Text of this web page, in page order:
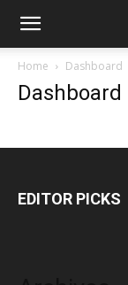
Home Dashboard
Dashboard
EDITOR PICKS